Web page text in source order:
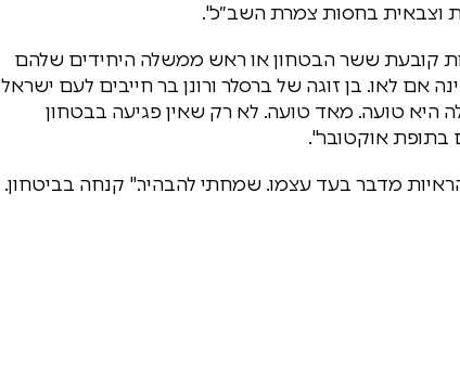
וצבאית בחסות צמרת השב״כ".
קובעת ששר הבטחון או ראש ממשלה היחידים שלהם
לאו. בן זוגה של ברסלר ורונן בר חייבים לעם ישראל
היא טועה. מאד טועה. לא רק שאין פגיעה בבטחון
בתופת אוקטובר".